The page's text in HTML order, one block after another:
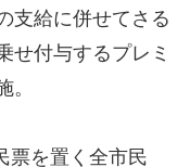
支給に併せてさる
せ付与するプレミ
。
票を置く全市民